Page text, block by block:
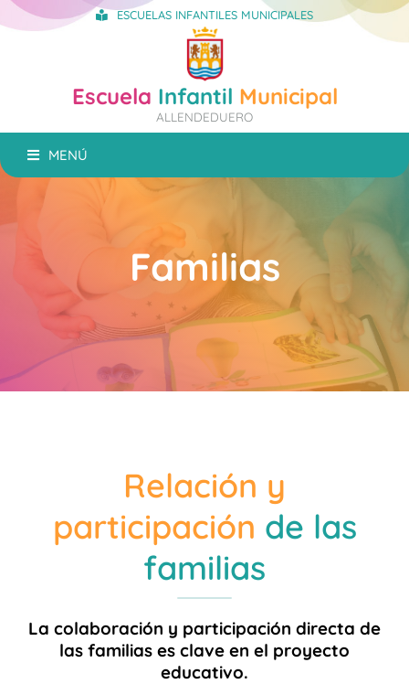
ESCUELAS INFANTILES MUNICIPALES
Escuela Infantil Municipal
ALLENDEDUERO
MENÚ
Familias
Relación y
participación de las
familias
La colaboración y participación directa de
las familias es clave en el proyecto
educativo.